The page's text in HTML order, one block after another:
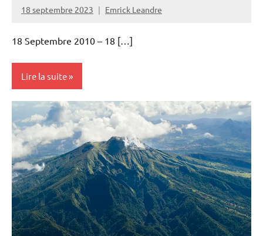
18 septembre 2023 Emrick Leandre
18 Septembre 2010 – 18 […]
Lire la suite
Culture
Guadeloupe
Musique